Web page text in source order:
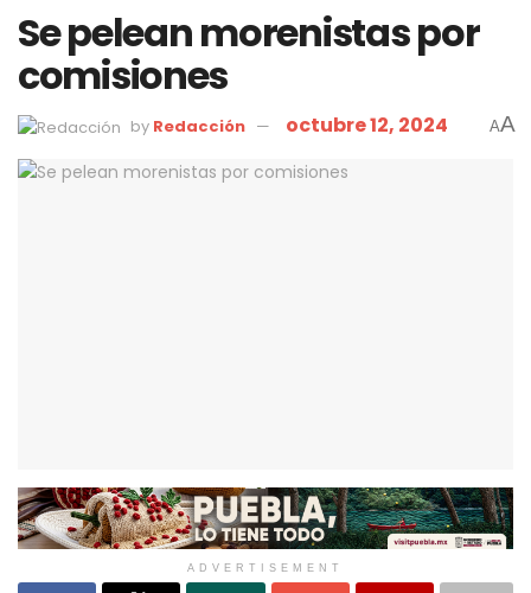
Se pelean morenistas por
comisiones
by Redacción octubre 12, 2024 AA
ADVERTISEMENT